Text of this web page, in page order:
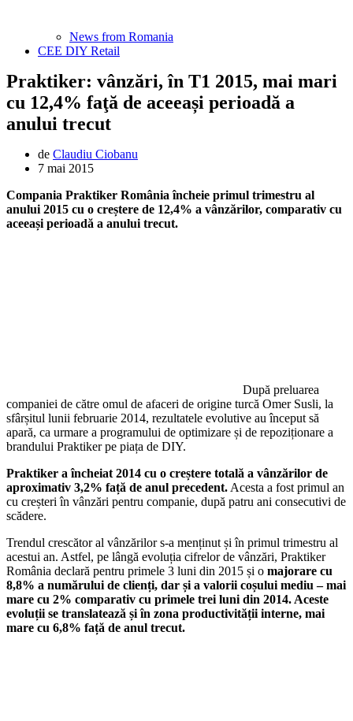
News from Romania
CEE DIY Retail
Praktiker: vânzări, în T1 2015, mai mari
cu 12,4% faţă de aceeași perioadă a
anului trecut
de Claudiu Ciobanu
7 mai 2015
Compania Praktiker România încheie primul trimestru al
anului 2015 cu o creștere de 12,4% a vânzărilor, comparativ cu
aceeași perioadă a anului trecut.
După preluarea
companiei de către omul de afaceri de origine turcă Omer Susli, la
sfârșitul lunii februarie 2014, rezultatele evolutive au început să
apară, ca urmare a programului de optimizare și de repoziționare a
brandului Praktiker pe piața de DIY.
Praktiker a încheiat 2014 cu o creștere totală a vânzărilor de
aproximativ 3,2% față de anul precedent. Acesta a fost primul an
cu creșteri în vânzări pentru companie, după patru ani consecutivi de
scădere.
Trendul crescător al vânzărilor s-a menținut și în primul trimestru al
acestui an. Astfel, pe lângă evoluția cifrelor de vânzări, Praktiker
România declară pentru primele 3 luni din 2015 și o majorare cu
8,8% a numărului de clienți, dar și a valorii coșului mediu – mai
mare cu 2% comparativ cu primele trei luni din 2014. Aceste
evoluții se translatează și în zona productivității interne, mai
mare cu 6,8% față de anul trecut.